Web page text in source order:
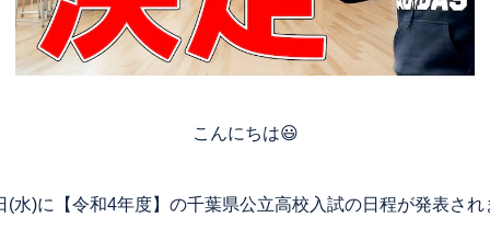
こんにちは😃
(水)に【令和4年度】の千葉県公立高校入試の日程が発表され